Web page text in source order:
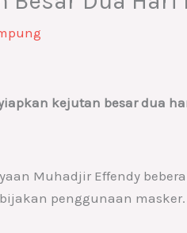
kejutan besar dua
Muhadjir Effendy
penggunaan masker.